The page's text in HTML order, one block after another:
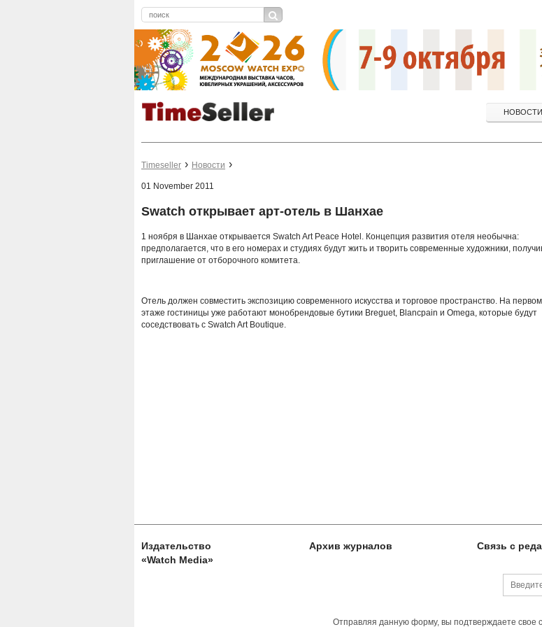
НОВОСТИ
Timeseller Новости
01 November 2011
Swatch открывает арт-отель в Шанхае
1 ноября в Шанхае открывается Swatch Art Peace Hotel. Концепция развития отеля необычна:
предполагается, что в его номерах и студиях будут жить и творить современные художники,
приглашение от отборочного комитета.
Отель должен совместить экспозицию современного искусства и торговое пространство. На первом
этаже гостиницы уже работают монобрендовые бутики Breguet, Blancpain и Omega, которые будут
соседствовать с Swatch Art Boutique.
Издательство
«Watch Media»
Архив журналов Связь с
Отправляя данную форму, вы подтверждаете свое